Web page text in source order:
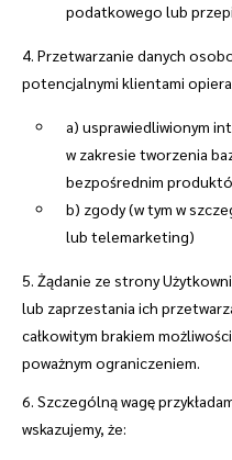
podatkowego lub
4. Przetwarzanie danych
potencjalnymi klientami opiera
a) usprawiedliwionym
w zakresie tworzenia
bezpośrednim
b) zgody (w tym w
lub telemarketing)
5. Żądanie ze strony
lub zaprzestania ich
całkowitym brakiem
poważnym ograniczeniem.
6. Szczególną wagę
wskazujemy, że: